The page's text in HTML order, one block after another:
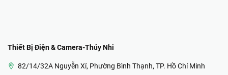
Thiết Bị Điện & Camera-Thúy Nhi
82/14/32A Nguyễn Xí, Phường Bình Thạnh, TP. Hồ Chí Minh